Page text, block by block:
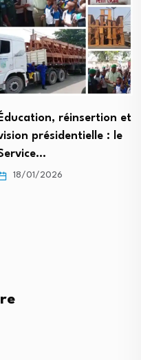
Éducation, réinsertion et
présidentielle : le
18/01/2026